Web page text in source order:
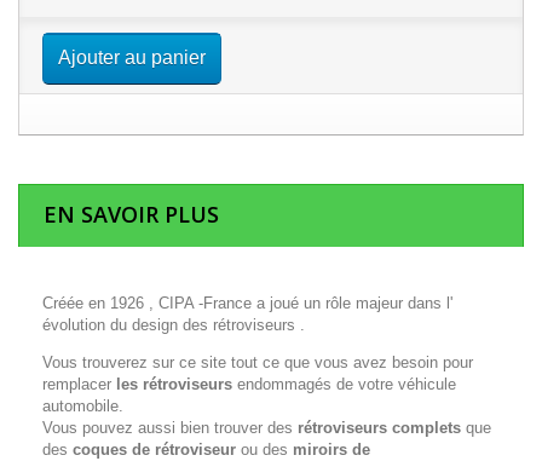
Ajouter au panier
EN SAVOIR PLUS
Créée en 1926 , CIPA -France a joué un rôle majeur dans l'
évolution du design des rétroviseurs .
Vous trouverez sur ce site tout ce que vous avez besoin pour
remplacer les rétroviseurs endommagés de votre véhicule
automobile.
Vous pouvez aussi bien trouver des rétroviseurs complets que
des coques de rétroviseur ou des miroirs de